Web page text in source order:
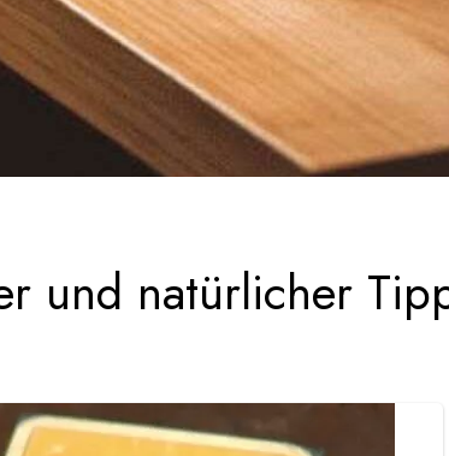
und natürlicher